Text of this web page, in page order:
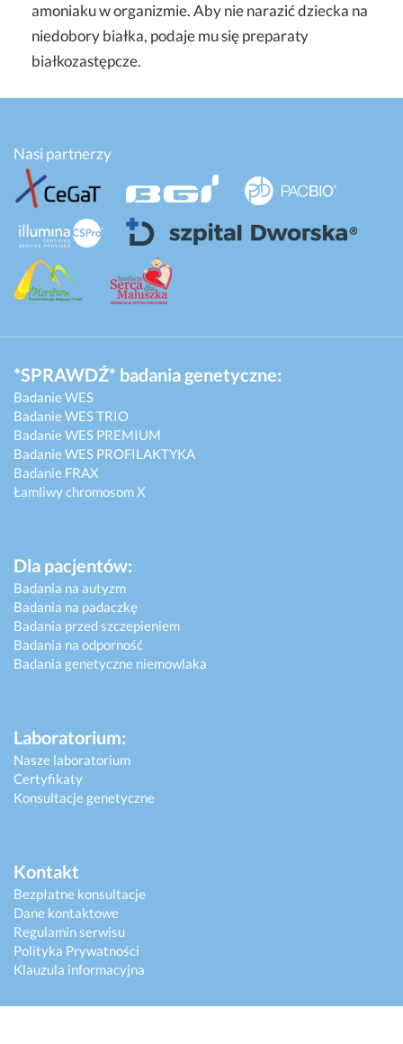
amoniaku w organizmie. Aby nie narazić dziecka na
niedobory białka, podaje mu się preparaty
białkozastępcze.
Nasi partnerzy
*SPRAWDŹ* badania genetyczne:
Badanie WES
Badanie WES TRIO
Badanie WES PREMIUM
Badanie WES PROFILAKTYKA
Badanie FRAX
Łamliwy chromosom X
Dla pacjentów:
Badania na autyzm
Badania na padaczkę
Badania przed szczepieniem
Badania na odporność
Badania genetyczne niemowlaka
Laboratorium:
Nasze laboratorium
Certyfikaty
Konsultacje genetyczne
Kontakt
Bezpłatne konsultacje
Dane kontaktowe
Regulamin serwisu
Polityka Prywatności
Klauzula informacyjna